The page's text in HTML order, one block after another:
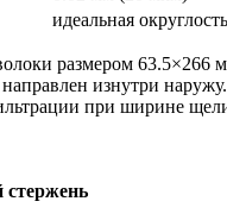
идеальная
размером 63.5×266
изнутри
при ширине